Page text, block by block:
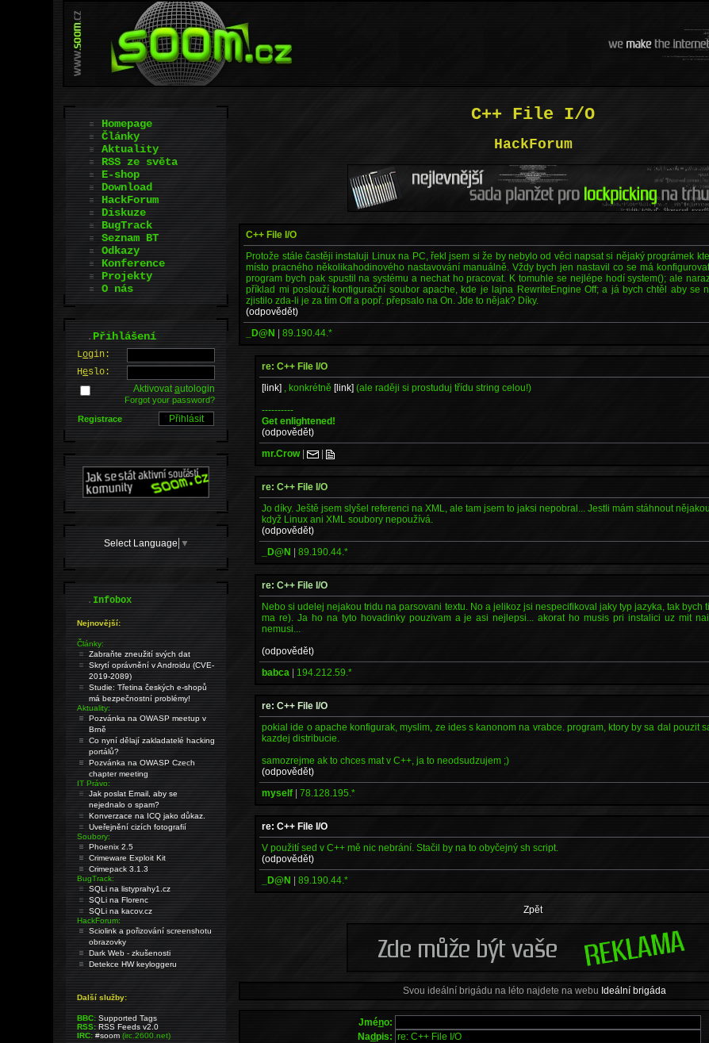
C++ File I/O
HackForum
C++ File I/O
Protože stále častěji instaluji Linux na PC, řekl jsem si že by nebylo od věci napsat si nějaký prográmek
místo pracného několikahodinového nastavování manuálně. Vždy bych jen nastavil co se má
program bych pak spustil na systému a nechat ho pracovat. K tomuhle se nejlépe hodí system(); ale
příklad mi poslouží konfigurační soubor apache, kde je lajna RewriteEngine Off; a já bych chtěl aby se
zjistilo zda-li je za tím Off a popř. přepsalo na On. Jde to nějak? Díky.
(odpovědět)
_D@N |89.190.44.*
re: C++ File I/O
[link] , konkrétně[link] (ale raději si prostuduj třídu string celou!)
----------
Get enlightened!
(odpovědět)
mr.Crow| |
re: C++ File I/O
Jo díky. Ještě jsem slyšel referenci na XML, ale tam jsem to jaksi nepobral... Jestli mám stáhnout
když Linux ani XML soubory nepoužívá.
(odpovědět)
_D@N |89.190.44.*
re: C++ File I/O
Nebo si udelej nejakou tridu na parsovani textu. No a jelikoz jsi nespecifikoval jaky typ jazyka, tak bych
ma re). Ja ho na tyto hovadinky pouzivam a je asi nejlepsi... akorat ho musis pri instalici uz mit
nemusi...
(odpovědět)
babca | 194.212.59.*
re: C++ File I/O
pokial ide o apache konfigurak, myslim, ze ides s kanonom na vrabce. program, ktory by sa dal pouzit
kazdej distribucie.
samozrejme ak to chces mat v C++, ja to neodsudzujem ;)
(odpovědět)
myself |78.128.195.*
re: C++ File I/O
V použití sed v C++ mě nic nebrání. Stačil by na to obyčejný sh script.
(odpovědět)
_D@N |89.190.44.*
Zpět
Svou ideální brigádu na léto najdete na webu Ideální brigáda
Jméno:
Nadpis:
Homepage
Články
Aktuality
RSS ze světa
E-shop
Download
HackForum
Diskuze
BugTrack
Seznam BT
Odkazy
Konference
Projekty
O nás
.Přihlášení
Login:
Heslo:
Aktivovatautologin
Forgot your password?
Registrace
Select Language ▼
.Infobox
Nejnovější:
Články:
Zabraňte zneužití svých dat
Skrytí oprávnění v Androidu (CVE-
2019-2089)
Studie: Třetina českých e-shopů
má bezpečnostní problémy!
Aktuality:
Pozvánka na OWASP meetup v
Brně
Co nyní dělají zakladatelé hacking
portálů?
Pozvánka na OWASP Czech
chapter meeting
IT Právo:
Jak poslat Email, aby se
nejednalo o spam?
Konverzace na ICQ jako důkaz.
Uveřejnění cizích fotografií
Soubory:
Phoenix 2.5
Crimeware Exploit Kit
Crimepack 3.1.3
BugTrack:
SQLi na listyprahy1.cz
SQLi na Florenc
SQLi na kacov.cz
HackForum:
Sciolink a pořizování screenshotu
obrazovky
Dark Web - zkušenosti
Detekce HW keyloggeru
Další služby:
BBC: Supported Tags
RSS: RSS Feeds v2.0
IRC: #soom(irc.2600.net)